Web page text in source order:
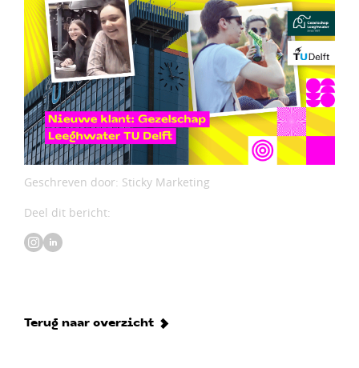
Geschreven door: Sticky Marketing
Deel dit bericht:
Terug naar overzicht